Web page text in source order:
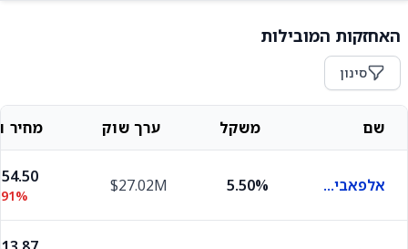
האחזקות המובילות
סינון
שם משקל ערך שוק מחיר
אלפאבית A 5.50%
$27.02M